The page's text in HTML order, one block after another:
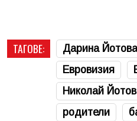
ТАГОВЕ: Дарина Йотова
Евровизия
Николай Йотов
родители